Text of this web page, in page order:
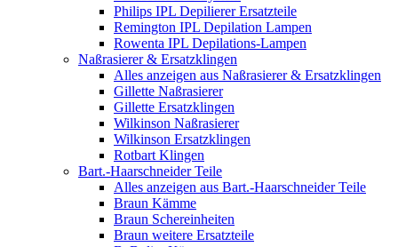
Philips IPL Depilierer Ersatzteile
Remington IPL Depilation Lampen
Rowenta IPL Depilations-Lampen
Naßrasierer & Ersatzklingen
Alles anzeigen aus Naßrasierer & Ersatzklingen
Gillette Naßrasierer
Gillette Ersatzklingen
Wilkinson Naßrasierer
Wilkinson Ersatzklingen
Rotbart Klingen
Bart.-Haarschneider Teile
Alles anzeigen aus Bart.-Haarschneider Teile
Braun Kämme
Braun Schereinheiten
Braun weitere Ersatzteile